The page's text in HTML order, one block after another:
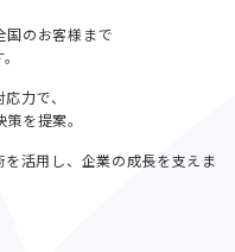
国のお客様まで
力で、
を提案。
活用し、企業の成長を支えま